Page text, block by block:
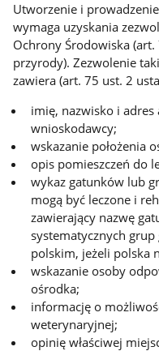
Utworzenie i
wymaga uzyskania
Ochrony Środowiska
przyrody). Zezwolenie
zawiera (art. 75 ust. 2
imię, nazwisko i
wnioskodawcy;
wskazanie położenia
opis pomieszczeń do
wykaz gatunków lub
mogą być leczone i
zawierający nazwę
systematycznych
polskim, jeżeli polska
wskazanie osoby
ośrodka;
informację o
weterynaryjnej;
opinię właściwej